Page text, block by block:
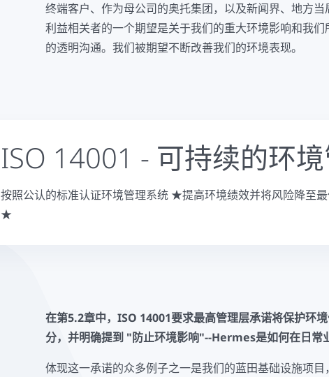
终端客户、作为母公司的奥托集团，以及新闻界、地方
利益相关者的一个期望是关于我们的重大环境影响和我
的透明沟通。我们被期望不断改善我们的环境表现。
ISO 14001 - 可持续的环
按照公认的标准认证环境管理系统 ★提高环境绩效并将风险降至
★
在第5.2章中，ISO 14001要求最高管理层承诺将保护环
分，并明确提到 "防止环境影响"--Hermes是如何在日常
体现这一承诺的众多例子之一是我们的蓝田基础设施项